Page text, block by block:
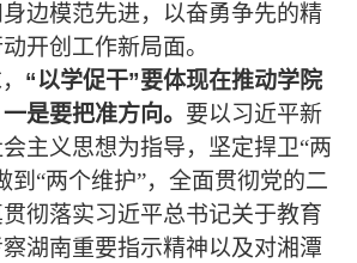
边模范先进，以奋勇争先的精
开创工作新局面。
“以学促干”要体现在推动学院
是要把准方向。 要以习近平新
主义思想为指导，坚定捍卫“两
到“两个维护”，全面贯彻党的二
彻落实习近平总书记关于教育
湖南重要指示精神以及对湘潭